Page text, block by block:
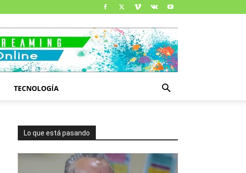
TECNOLOGÍA
Lo que está pasando